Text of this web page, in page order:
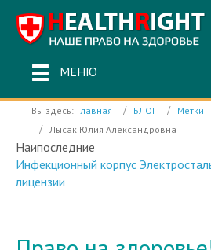
МЕНЮ
Вы здесь: Главная БЛОГ
Метки
Лысак Юлия Александровна
Наипоследние
Инфекционный корпус
лицензии